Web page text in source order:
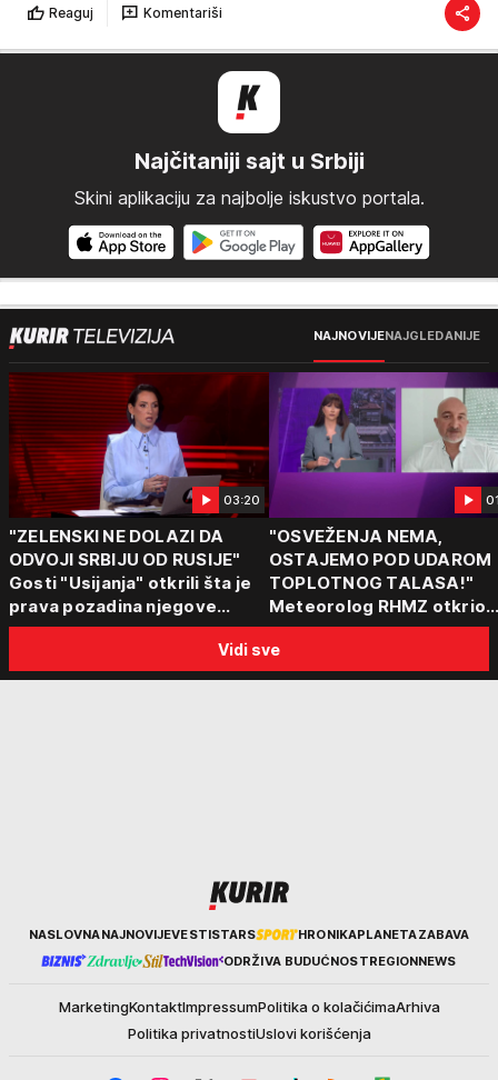
Reaguj Komentariši
Najčitaniji sajt u Srbiji
Skini aplikaciju za najbolje iskustvo portala.
NAJNOVIJENAJGLEDANIJE
03:20
"ZELENSKI NE DOLAZI DA
ODVOJI SRBIJU OD RUSIJE"
Gosti "Usijanja" otkrili šta je
prava pozadina njegove
posete Beogradu
"OSVEŽENJA NEMA,
OSTAJEMO POD UDAROM
TOPLOTNOG TALASA!"
Meteorolog RHMZ otkrio
kakvo vreme nas čeka do
kraja avgusta
Vidi sve
KurirNASLOVNANAJNOVIJEVESTISTARS HRONIKAPLANETAZABAVA
ODRŽIVA BUDUĆNOSTREGIONNEWS
MarketingKontaktImpressumPolitika o kolačićimaArhiva
Politika privatnostiUslovi korišćenja